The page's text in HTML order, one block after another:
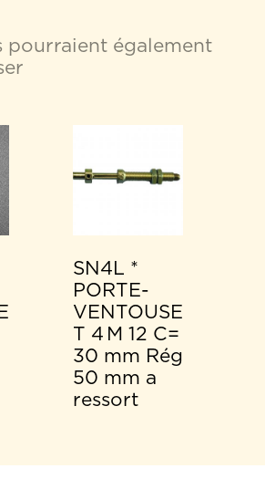
pourraient également
SN4L *
PORTE-
VENTOUSE
T 4 M 12 C=
30 mm Rég
50 mm a
ressort